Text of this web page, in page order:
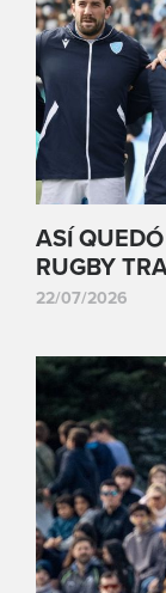
ASÍ
RUGBY
22/07/2026